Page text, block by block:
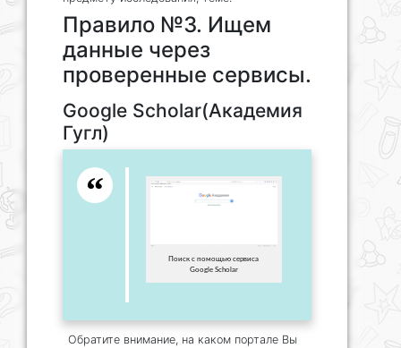
Правило №3. Ищем
данные через
проверенные сервисы.
Google Scholar(Академия
Гугл)
Поиск с помощью сервиса
Google Scholar
Обратите внимание, на каком портале Вы